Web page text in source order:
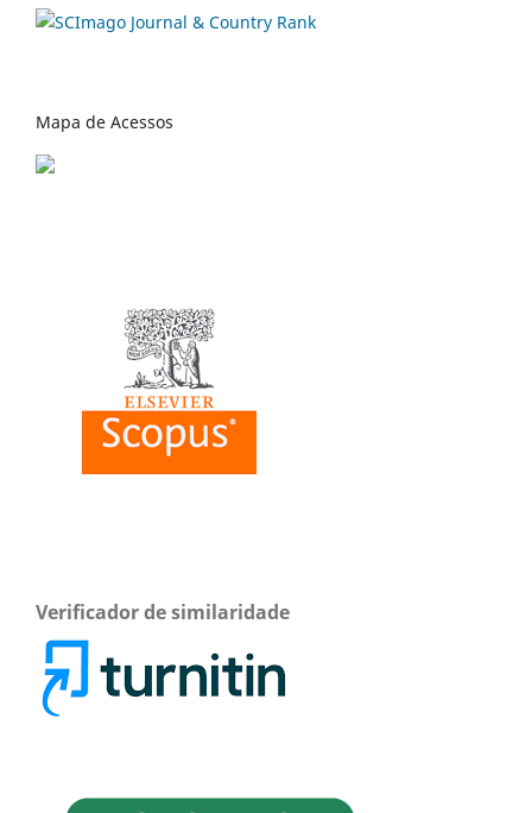
Mapa de Acessos
Verificador de similaridade